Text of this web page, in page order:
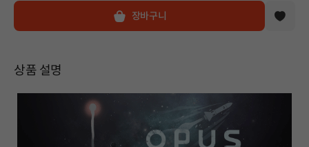
장바구니
상품 설명